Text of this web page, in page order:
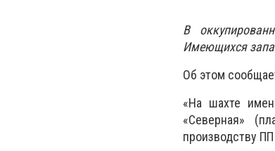
В
Имеющихся
Об этом
«На шахте
«Северная»
производству